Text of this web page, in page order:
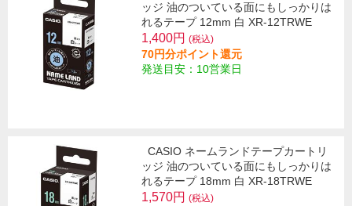
ッジ 油のついている面にもしっかりは
れるテープ 12mm 白 XR-12TRWE
1,400円 (税込)
70円分ポイント還元
発送目安：10営業日
CASIO ネームランドテープカートリ
ッジ 油のついている面にもしっかりは
れるテープ 18mm 白 XR-18TRWE
1,570円 (税込)